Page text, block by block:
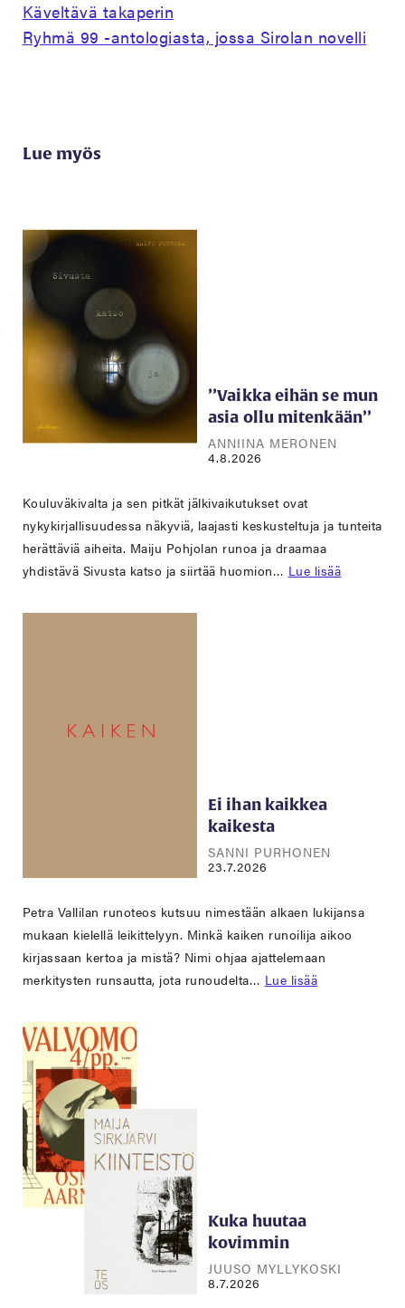
Käveltävä takaperin
Ryhmä 99 -antologiasta, jossa Sirolan novelli
Lue myös
’’Vaikka eihän se mun
asia ollu mitenkään’’
ANNIINA MERONEN
4.8.2026
Kouluväkivalta ja sen pitkät jälkivaikutukset ovat
nykykirjallisuudessa näkyviä, laajasti keskusteltuja ja tunteita
herättäviä aiheita. Maiju Pohjolan runoa ja draamaa
yhdistävä Sivusta katso ja siirtää huomion… Lue lisää
Ei ihan kaikkea
kaikesta
SANNI PURHONEN
23.7.2026
Petra Vallilan runoteos kutsuu nimestään alkaen lukijansa
mukaan kielellä leikittelyyn. Minkä kaiken runoilija aikoo
kirjassaan kertoa ja mistä? Nimi ohjaa ajattelemaan
merkitysten runsautta, jota runoudelta… Lue lisää
Kuka huutaa
kovimmin
JUUSO MYLLYKOSKI
8.7.2026